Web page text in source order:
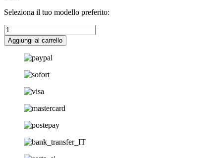
Seleziona il tuo modello preferito:
TAPPETINO
IN
GOMMA
SINGOLO
42X44
Aggiungi al carrello